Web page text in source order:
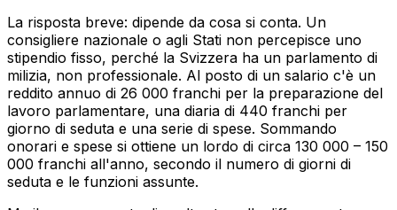
La risposta breve: dipende da cosa si conta. Un
consigliere nazionale o agli Stati non percepisce uno
stipendio fisso, perché la Svizzera ha un parlamento di
milizia, non professionale. Al posto di un salario c'è un
reddito annuo di 26 000 franchi per la preparazione del
lavoro parlamentare, una diaria di 440 franchi per
giorno di seduta e una serie di spese. Sommando
onorari e spese si ottiene un lordo di circa 130 000 – 150
000 franchi all'anno, secondo il numero di giorni di
seduta e le funzioni assunte.